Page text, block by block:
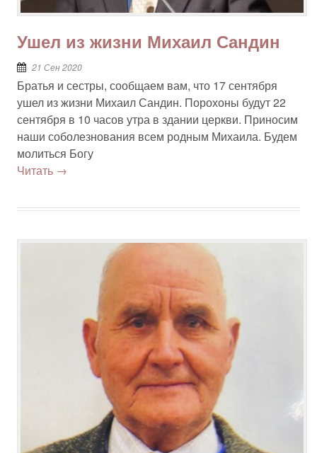
Ушел из жизни Михаил Сандин
21 Сен 2020
Братья и сестры, сообщаем вам, что 17 сентября
ушел из жизни Михаил Сандин. Порохоны будут 22
сентября в 10 часов утра в здании церкви. Приносим
наши соболезнования всем родным Михаила. Будем
молиться Богу
Читать →